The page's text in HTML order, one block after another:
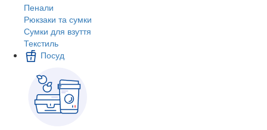
Пенали
Рюкзаки та сумки
Сумки для взуття
Текстиль
Посуд